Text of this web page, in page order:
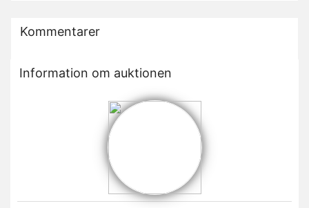
Kommentarer
Information om auktionen